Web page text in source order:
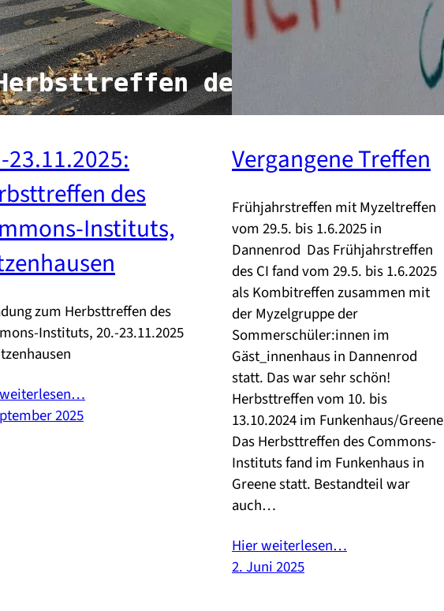
23.11.2025:
des
Instituts,
zum Herbsttreffen des
Instituts, 20.-23.11.2025
2025
Vergangene Treffen
Frühjahrstreffen mit Myzeltreffen
vom 29.5. bis 1.6.2025 in
Dannenrod Das Frühjahrstreffen
des CI fand vom 29.5. bis 1.6.2025
als Kombitreffen zusammen mit
der Myzelgruppe der
Sommerschüler:innen im
Gäst_innenhaus in Dannenrod
statt. Das war sehr schön!
Herbsttreffen vom 10. bis
13.10.2024 im Funkenhaus/Greene
Das Herbsttreffen des Commons-
Instituts fand im Funkenhaus in
Greene statt. Bestandteil war
auch…
Hier weiterlesen…
2. Juni 2025